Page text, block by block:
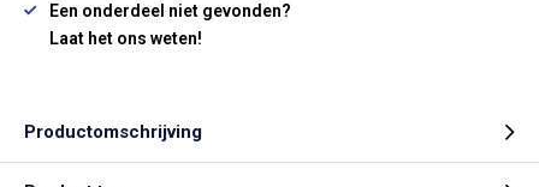
Een onderdeel niet gevonden?
Laat het ons weten!
Productomschrijving